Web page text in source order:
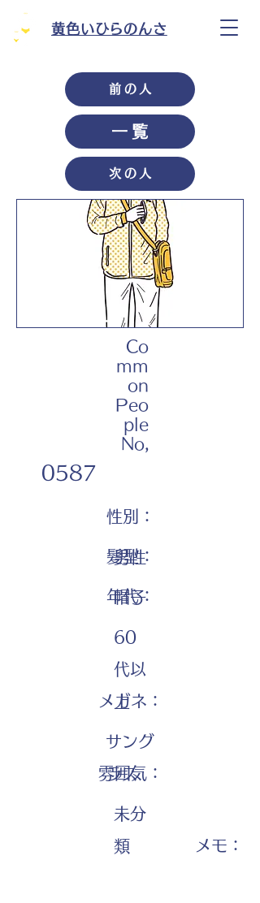
黄色いひらのんさ
前の人
一覧
次の人
Co
mm
on
Peo
ple
No,
0587
性別：
男性
髪型：
帽子
年代：
60
代以
上
メガネ：
サング
ラス
雰囲気：
未分
類
​メモ：